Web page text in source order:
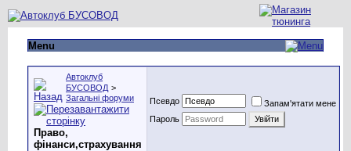
Menu
Автоклуб
БУСОВОД >
Загальні форуми
Право,
фінанси,страхування
Псевдо
Запам'ятати мене
Пароль